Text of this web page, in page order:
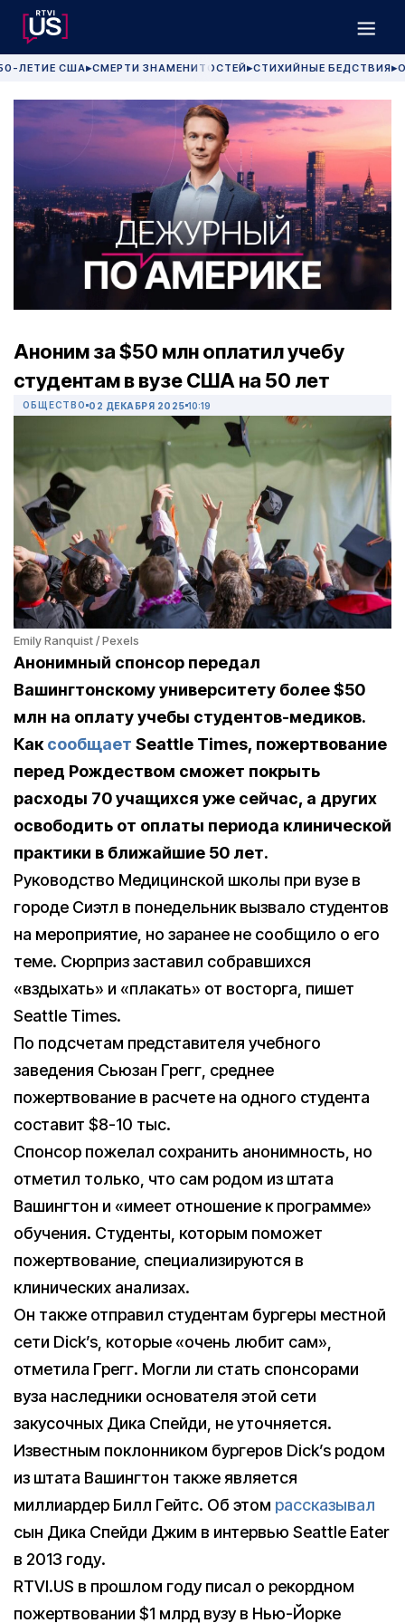
ЛЕТИЕ США▶СМЕРТИ ЗНАМЕНИТОСТЕЙ▶СТИХИЙНЫЕ БЕДСТВИЯ▶
Аноним за $50 млн оплатил учебу
студентам в вузе США на 50 лет
ОБЩЕСТВО 02 ДЕКАБРЯ 2025 10:19
Emily Ranquist / Pexels
Анонимный спонсор передал
Вашингтонскому университету более $50
млн на оплату учебы студентов-медиков.
Каксообщает Seattle Times, пожертвование
перед Рождеством сможет покрыть
расходы 70 учащихся уже сейчас, а других
освободить от оплаты периода клинической
практики в ближайшие 50 лет.
Руководство Медицинской школы при вузе в
городе Сиэтл в понедельник вызвало студентов
на мероприятие, но заранее не сообщило о его
теме. Сюрприз заставил собравшихся
«вздыхать» и «плакать» от восторга, пишет
Seattle Times.
По подсчетам представителя учебного
заведения Сьюзан Грегг, среднее
пожертвование в расчете на одного студента
составит $8-10 тыс.
Спонсор пожелал сохранить анонимность, но
отметил только, что сам родом из штата
Вашингтон и «имеет отношение к программе»
обучения. Студенты, которым поможет
пожертвование, специализируются в
клинических анализах.
Он также отправил студентам бургеры местной
сети Dick’s, которые «очень любит сам»,
отметила Грегг. Могли ли стать спонсорами
вуза наследники основателя этой сети
закусочных Дика Спейди, не уточняется.
Известным поклонником бургеров Dick’s родом
из штата Вашингтон также является
миллиардер Билл Гейтс. Об этом рассказывал
сын Дика Спейди Джим в интервью Seattle Eater
в 2013 году.
RTVI.US в прошлом году писал о рекордном
пожертвовании $1 млрд вузу в Нью-Йорке